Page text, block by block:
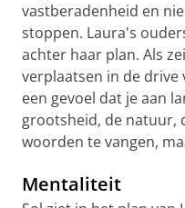
vastberadenheid en
stoppen. Laura's
achter haar plan. Als
verplaatsen in de drive
een gevoel dat je aan
grootsheid, de natuur,
woorden te vangen,
Mentaliteit